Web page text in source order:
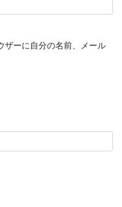
ザーに自分の名前、メール